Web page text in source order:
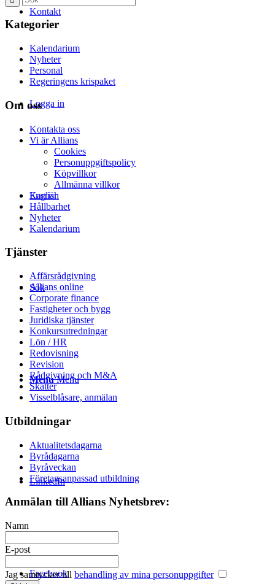
Kontakt
Logga in
English
Sök
Menu Menu
LinkedIn
Facebook
Kategorier
Kalendarium
Nyheter
Personal
Regeringens krispaket
Om oss
Kontakta oss
Vi är Allians
Cookies
Personuppgiftspolicy
Köpvillkor
Allmänna villkor
Karriär
Hållbarhet
Nyheter
Kalendarium
Tjänster
Affärsrådgivning
Allians online
Corporate finance
Fastigheter och bygg
Juridiska tjänster
Konkursutredningar
Lön / HR
Redovisning
Revision
Rådgivning och M&A
Skatter
Visselblåsare, anmälan
Utbildningar
Aktualitetsdagarna
Byrådagarna
Byråveckan
Företagsanpassad utbildning
Anmälan till Allians Nyhetsbrev:
Namn
E-post
Jag samtycker till behandling av mina personuppgifter